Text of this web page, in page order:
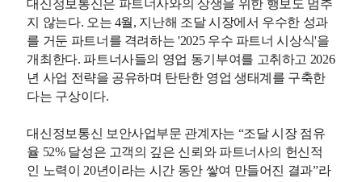
대신정보통신은 파트너사와의 상생을 위한 행보도 멈추
지 않는다. 오는 4월, 지난해 조달 시장에서 우수한 성과
를 거둔 파트너를 격려하는 '2025 우수 파트너 시상식'을
개최한다. 파트너사들의 영업 동기부여를 고취하고 2026
년 사업 전략을 공유하며 탄탄한 영업 생태계를 구축한
다는 구상이다.
대신정보통신 보안사업부문 관계자는 “조달 시장 점유
율 52% 달성은 고객의 깊은 신뢰와 파트너사의 헌신적
인 노력이 20년이라는 시간 동안 쌓여 만들어진 결과”라